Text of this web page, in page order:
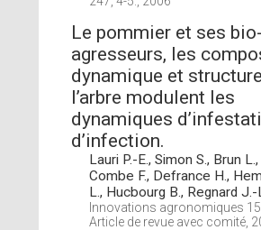
Le pommier et ses bio-
agresseurs, les
dynamique et
l’arbre modulent les
dynamiques
d’infection.
Lauri P.-E., Simon S., Brun
Combe F., Defrance H.,
L., Hucbourg B., Regnard J.-
Innovations agronomiques 15,
Article de revue avec comité,